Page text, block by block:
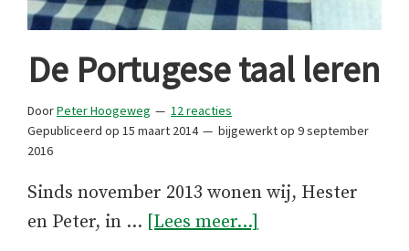
De Portugese taal leren
DoorPeter Hoogeweg
12 reacties
Gepubliceerd op 15 maart 2014 bijgewerkt op 9 september
2016
Sinds november 2013 wonen wij, Hester
en Peter, in … [Lees meer...]